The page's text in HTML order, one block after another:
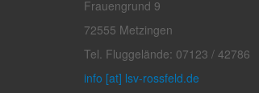
Frauengrund 9
72555 Metzingen
Tel. Fluggelände: 07123 / 42786
info [at] lsv-rossfeld.de